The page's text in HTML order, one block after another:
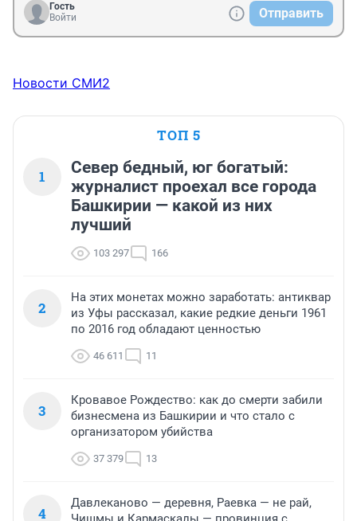
Гость
Войти
Отправить
Новости СМИ2
ТОП 5
1
Север бедный, юг богатый:
журналист проехал все города
Башкирии — какой из них
лучший
103 297 166
2
На этих монетах можно заработать: антиквар
из Уфы рассказал, какие редкие деньги 1961
по 2016 год обладают ценностью
46 611 11
3
Кровавое Рождество: как до смерти забили
бизнесмена из Башкирии и что стало с
организатором убийства
37 379 13
4
Давлеканово — деревня, Раевка — не рай,